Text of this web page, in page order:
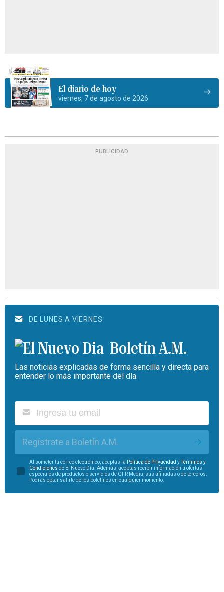
El diario de hoy
viernes, 7 de agosto de 2026
PUBLICIDAD
DE LUNES A VIERNES
Boletín A.M.
Las noticias explicadas de forma sencilla y directa para
entender lo más importante del día.
Regístrate a Boletín A.M.
Al someter tu correo electrónico, aceptas la Política de Privacidad yTérminos y
Condiciones de El Nuevo Día. Además, aceptas recibir información u ofertas
especiales de productos o servicios de GFR Media, sus afiliadas o de terceros.
Podrás optar salirte de los boletines en cualquier momento.